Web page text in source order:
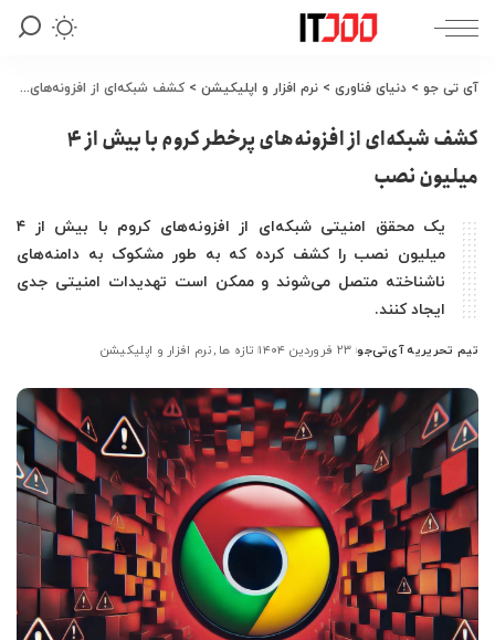
آی تی جو > دنیای فناوری > نرم افزار و اپلیکیشن > کشف شبکه‌ای از افزونه‌های پرخطر کروم با بیش از ۴ میلیون نصب
کشف شبکه‌ای از افزونه‌های پرخطر کروم با بیش از ۴
میلیون نصب
یک محقق امنیتی شبکه‌ای از افزونه‌های کروم با بیش از ۴
میلیون نصب را کشف کرده که به طور مشکوک به دامنه‌های
ناشناخته متصل می‌شوند و ممکن است تهدیدات امنیتی جدی
ایجاد کنند.
ارسال
توسط
تیم تحریریه آی‌تی‌جو ۲۳ فروردین ۱۴۰۴ تازه ها نرم افزار و اپلیکیشن